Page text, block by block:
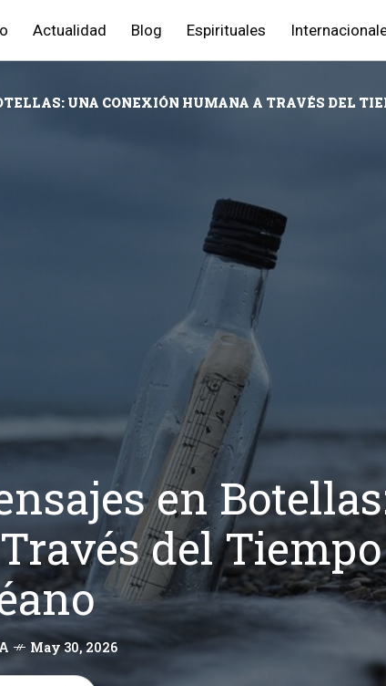
Actualidad Blog Espirituales
UNA CONEXIÓN HUMANA A TRAVÉS DEL
en
del
May 30, 2026